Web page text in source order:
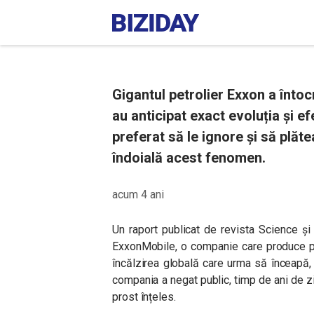
Gigantul petrolier Exxon a
au anticipat exact evoluția și
preferat să le ignore și să
îndoială acest fenomen.
acum 4 ani
Un raport publicat de revista Science
ExxonMobile, o companie care produce
încălzirea globală care urma să
compania a negat public, timp de ani de
prost înțeles.